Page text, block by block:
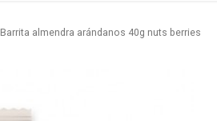
Barrita almendra arándanos 40g nuts berries